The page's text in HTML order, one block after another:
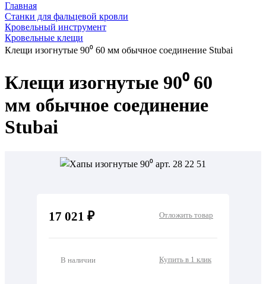
Главная
Станки для фальцевой кровли
Кровельный инструмент
Кровельные клещи
Клещи изогнутые 90⁰ 60 мм обычное соединение Stubai
Клещи изогнутые 90⁰ 60
мм обычное соединение
Stubai
17 021 ₽ Отложить товар
В наличии Купить в 1 клик